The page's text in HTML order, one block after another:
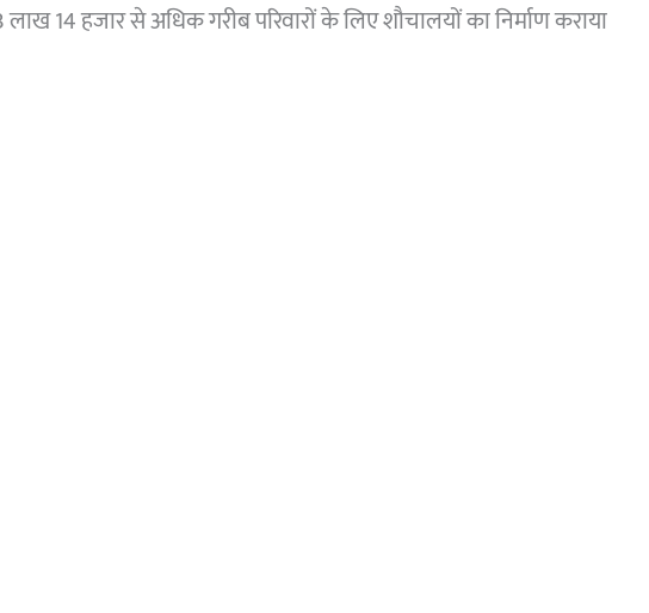
14 हजार से अधिक गरीब परिवारों के लिए शौचालयों का निर्माण कराया